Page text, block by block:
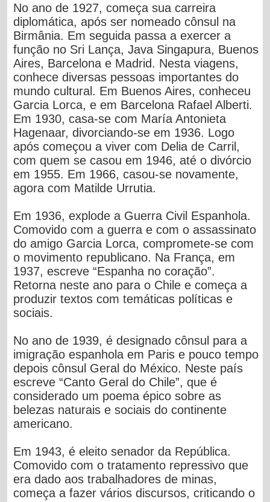
No ano de 1927, começa sua carreira
diplomática, após ser nomeado cônsul na
Birmânia. Em seguida passa a exercer a
função no Sri Lança, Java Singapura, Buenos
Aires, Barcelona e Madrid. Nesta viagens,
conhece diversas pessoas importantes do
mundo cultural. Em Buenos Aires, conheceu
Garcia Lorca, e em Barcelona Rafael Alberti.
Em 1930, casa-se com María Antonieta
Hagenaar, divorciando-se em 1936. Logo
após começou a viver com Delia de Carril,
com quem se casou em 1946, até o divórcio
em 1955. Em 1966, casou-se novamente,
agora com Matilde Urrutia.
Em 1936, explode a Guerra Civil Espanhola.
Comovido com a guerra e com o assassinato
do amigo Garcia Lorca, compromete-se com
o movimento republicano. Na França, em
1937, escreve “Espanha no coração”.
Retorna neste ano para o Chile e começa a
produzir textos com temáticas políticas e
sociais.
No ano de 1939, é designado cônsul para a
imigração espanhola em Paris e pouco tempo
depois cônsul Geral do México. Neste país
escreve “Canto Geral do Chile”, que é
considerado um poema épico sobre as
belezas naturais e sociais do continente
americano.
Em 1943, é eleito senador da República.
Comovido com o tratamento repressivo que
era dado aos trabalhadores de minas,
começa a fazer vários discursos, criticando o